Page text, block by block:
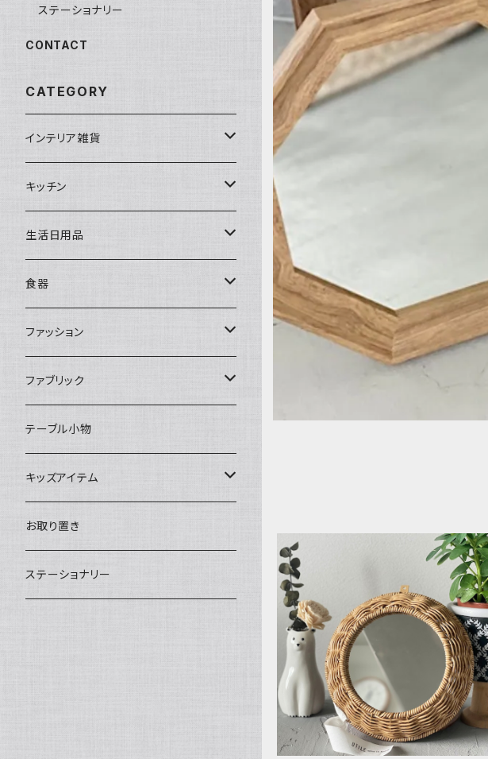
UTILEナイール ラウンドミラー
¥2,200
SOLD OUT
ステーショナリー
CONTACT
CATEGORY
インテリア雑貨
置物・オブジェ
ミラー
ぬいぐるみ
時計
フラワーベース
ランプ
キッチン
水筒・マグ
カトラリー
食器
その他
生活日用品
タオル・ハンカチ
キッチンクロス
その他
食器
コップ・マグカップ
プレート
ボウル
お茶碗
汁椀・丼ぶり
ファッション
バッグ
エプロン
財布・ポーチ
雨傘・日傘
靴・くつした
ファブリック
タオル
クッションカバー
スローケット
テーブル小物
キッズアイテム
靴
スタイ・エプロン
お取り置き
ステーショナリー